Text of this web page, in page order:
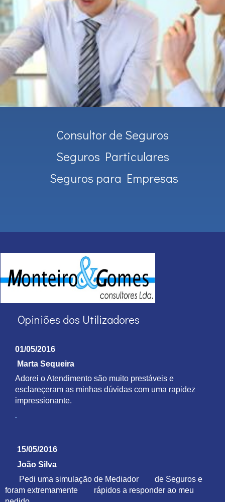
Consultor de Seguros
Seguros Particulares
Seguros para Empresas
Opiniões dos Utilizadores
01/05/2016
Marta Sequeira
Adorei o Atendimento são muito prestáveis e
esclareçeram as minhas dúvidas com uma rapidez
impressionante.
15/05/2016
João Silva
Pedi uma simulação de Mediador de Seguros e
foram extremamente rápidos a responder ao meu